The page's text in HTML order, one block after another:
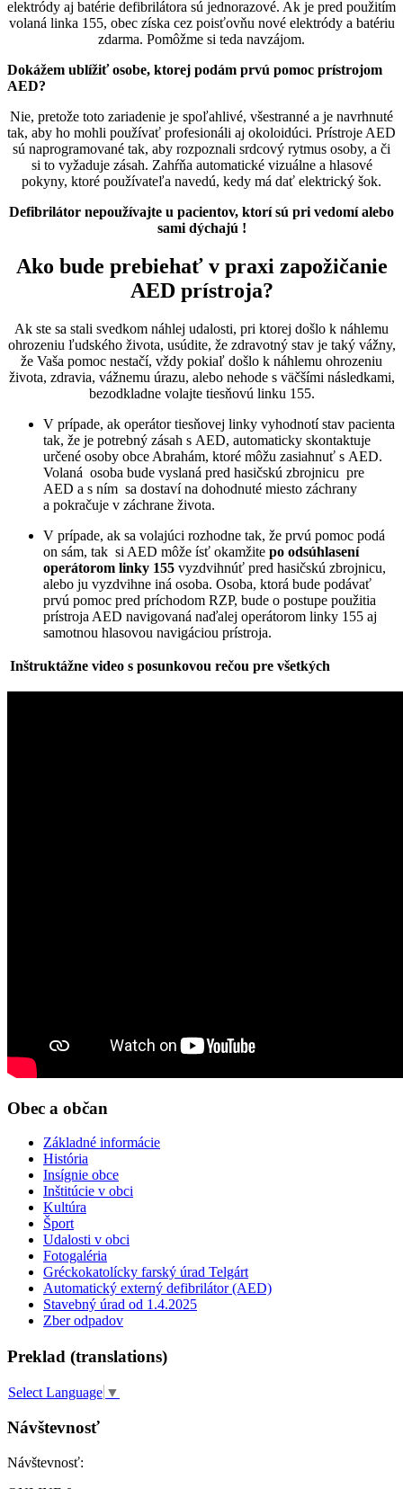
elektródy aj batérie defibrilátora sú jednorazové. Ak je pred použitím
volaná linka 155, obec získa cez poisťovňu nové elektródy a batériu
zdarma. Pomôžme si teda navzájom.
Dokážem ublížiť osobe, ktorej podám prvú pomoc prístrojom
AED?
Nie, pretože toto zariadenie je spoľahlivé, všestranné a je navrhnuté
tak, aby ho mohli používať profesionáli aj okoloidúci. Prístroje AED
sú naprogramované tak, aby rozpoznali srdcový rytmus osoby, a či
si to vyžaduje zásah. Zahŕňa automatické vizuálne a hlasové
pokyny, ktoré používateľa navedú, kedy má dať elektrický šok.
Defibrilátor nepoužívajte u pacientov, ktorí sú pri vedomí alebo
sami dýchajú !
Ako bude prebiehať v praxi zapožičanie
AED prístroja?
Ak ste sa stali svedkom náhlej udalosti, pri ktorej došlo k náhlemu
ohrozeniu ľudského života, usúdite, že zdravotný stav je taký vážny,
že Vaša pomoc nestačí, vždy pokiaľ došlo k náhlemu ohrozeniu
života, zdravia, vážnemu úrazu, alebo nehode s väčšími následkami,
bezodkladne volajte tiesňovú linku 155.
V prípade, ak operátor tiesňovej linky vyhodnotí stav pacienta
tak, že je potrebný zásah s AED, automaticky skontaktuje
určené osoby obce Abrahám, ktoré môžu zasiahnuť s AED.
Volaná osoba bude vyslaná pred hasičskú zbrojnicu pre
AED a s ním sa dostaví na dohodnuté miesto záchrany
a pokračuje v záchrane života.
V prípade, ak sa volajúci rozhodne tak, že prvú pomoc podá
on sám, tak si AED môže ísť okamžite po odsúhlasení
operátorom linky 155 vyzdvihnúť pred hasičskú zbrojnicu,
alebo ju vyzdvihne iná osoba. Osoba, ktorá bude podávať
prvú pomoc pred príchodom RZP, bude o postupe použitia
prístroja AED navigovaná naďalej operátorom linky 155 aj
samotnou hlasovou navigáciou prístroja.
Inštruktážne video s posunkovou rečou pre všetkých
Obec a občan
Základné informácie
História
Insígnie obce
Inštitúcie v obci
Kultúra
Šport
Udalosti v obci
Fotogaléria
Gréckokatolícky farský úrad Telgárt
Automatický externý defibrilátor (AED)
Stavebný úrad od 1.4.2025
Zber odpadov
Preklad (translations)
Select Language ▼
Návštevnosť
Návštevnosť: